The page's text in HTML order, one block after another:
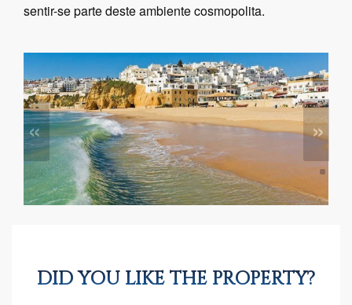
sentir-se parte deste ambiente cosmopolita.
« »
DID YOU LIKE THE PROPERTY?